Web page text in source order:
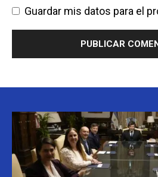
Guardar mis datos para el